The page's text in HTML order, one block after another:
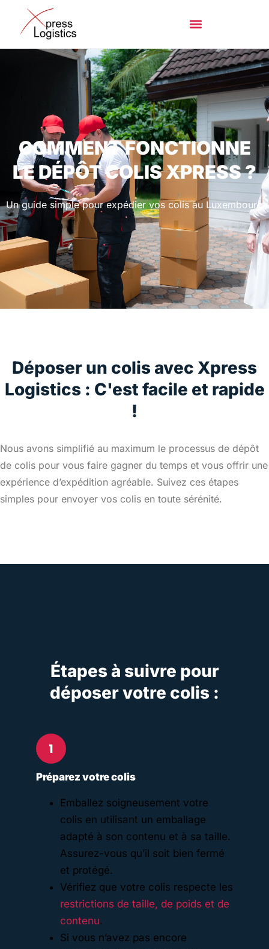
COMMENT FONCTIONNE
LE DÉPÔT COLIS XPRESS ?
Un guide simple pour expédier vos colis au Luxembourg
Déposer un colis avec Xpress
Logistics : C'est facile et rapide
!
Nous avons simplifié au maximum le processus de dépôt
de colis pour vous faire gagner du temps et vous offrir une
expérience d’expédition agréable. Suivez ces étapes
simples pour envoyer vos colis en toute sérénité.
Étapes à suivre pour
déposer votre colis :
Préparez votre colis
Emballez soigneusement votre
colis en utilisant un emballage
adapté à son contenu et à sa taille.
Assurez-vous qu’il soit bien fermé
et protégé.
Vérifiez que votre colis respecte les
restrictions de taille, de poids et de
contenu.
Si vous n’avez pas encore